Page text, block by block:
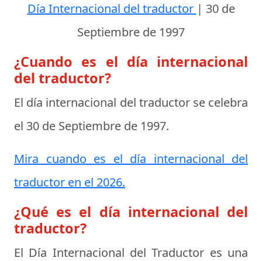
Día Internacional del traductor | 30 de
Septiembre de 1997
¿Cuando es el día internacional
del traductor?
El día internacional del traductor se celebra
el 30 de Septiembre de 1997.
Mira cuando es el día internacional del
traductor en el 2026.
¿Qué es el día internacional del
traductor?
El Día Internacional del Traductor es una